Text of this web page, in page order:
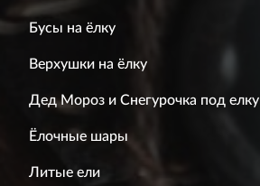
Бусы на ёлку
Верхушки на ёлку
Дед Мороз и Снегурочка под елку
Ёлочные шары
Литые ели